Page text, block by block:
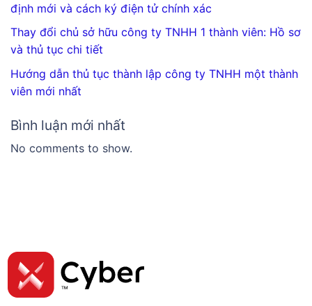
định mới và cách ký điện tử chính xác
Thay đổi chủ sở hữu công ty TNHH 1 thành viên: Hồ sơ
và thủ tục chi tiết
Hướng dẫn thủ tục thành lập công ty TNHH một thành
viên mới nhất
Bình luận mới nhất
No comments to show.